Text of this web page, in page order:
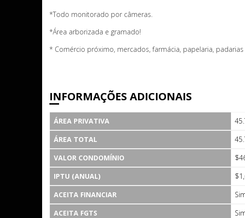
*Todo monitorado por câmeras.
*Área arborizada e gramado!
* Comércio próximo, mercados, farmácia, papelaria,
INFORMAÇÕES ADICIONAIS
ÁREA PRIVATIVA
ÁREA TOTAL
VALOR CONDOMÍNIO
IPTU (ANUAL)
ACEITA FINANCIAR
ACEITA FGTS